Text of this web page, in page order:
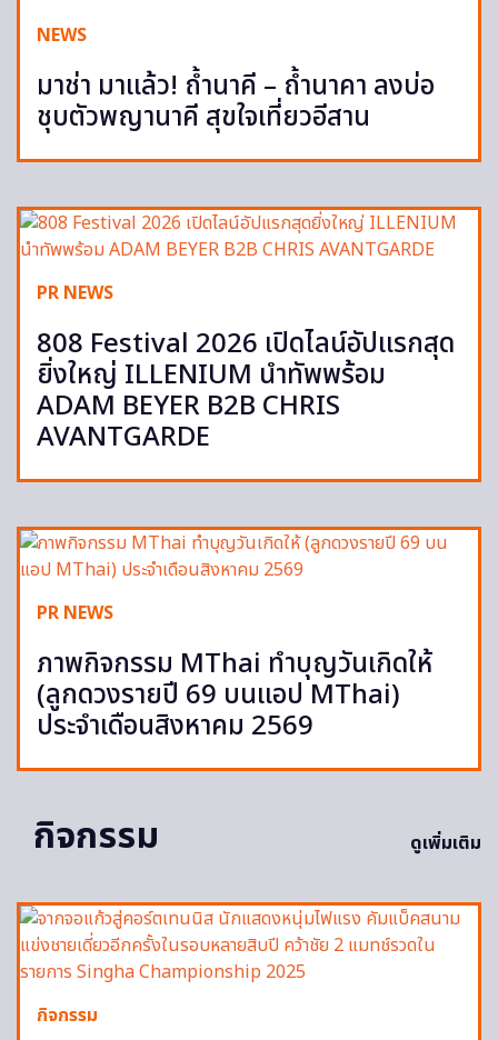
NEWS
มาช่า มาแล้ว! ถ้ำนาคี – ถ้ำนาคา ลงบ่อ
ชุบตัวพญานาคี สุขใจเที่ยวอีสาน
PR NEWS
808 Festival 2026 เปิดไลน์อัปแรกสุด
ยิ่งใหญ่ ILLENIUM นำทัพพร้อม
ADAM BEYER B2B CHRIS
AVANTGARDE
PR NEWS
ภาพกิจกรรม MThai ทำบุญวันเกิดให้
(ลูกดวงรายปี 69 บนแอป MThai)
ประจำเดือนสิงหาคม 2569
กิจกรรม ดูเพิ่มเติม
กิจกรรม